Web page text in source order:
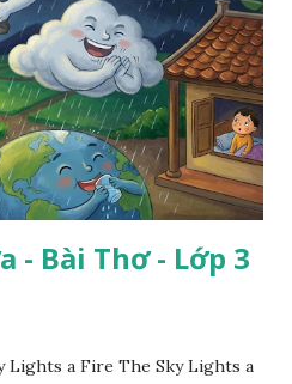
Bài Thơ - Lớp 3
Lights a Fire The Sky Lights a